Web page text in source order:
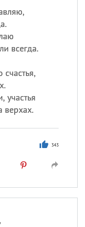
всегда.
участья
верхах.
343